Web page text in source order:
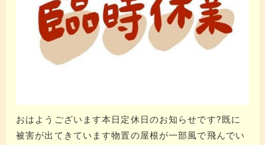
おはようございます本日定休日のお知らせです?既に
被害が出てきています物置の屋根が一部風で飛んでい